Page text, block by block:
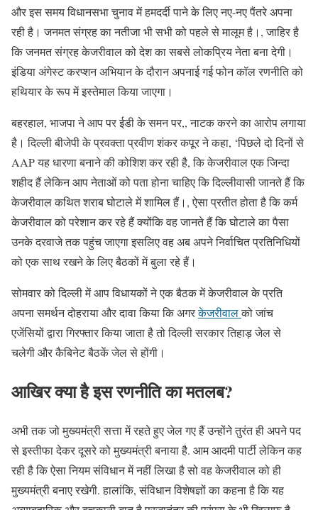
और इस समय विधानसभा चुनाव में हमदर्दी पाने के लिए नए-नए पैंतरे अपना
रही है। जनमत संग्रह का नतीजा भी सभी को पहले से मालूम है।, जाहिर है
कि जनमत संग्रह केजरीवाल को देश का सबसे लोकप्रिय नेता बना देगी।
इंडिया अंगेस्ट करप्शन अभियान के दौरान अपनाई गई फोन कॉल रणनीति को
हथियार के रूप में इस्तेमाल किया जाएगा।
बहरहाल, भाजपा ने आप पर ईडी के समन पर,, नाटक करने का आरोप लगाया
है। दिल्ली बीजेपी के प्रवक्ता प्रवीण शंकर कपूर ने कहा, ‘पिछले दो दिनों से
AAP यह धारणा बनाने की कोशिश कर रही है, कि केजरीवाल एक जिन्दा
शहीद हैं लेकिन आप नेताओं को पता होना चाहिए कि दिल्लीवासी जानते हैं कि
केजरीवाल कथित शराब घोटाले में शामिल हैं।, ऐसा प्रतीत होता है कि कर्म
केजरीवाल को परेशान कर रहे हैं क्योंकि वह जानते हैं कि घोटाले का पैसा
उनके दरवाजे तक पहुंच जाएगा इसलिए वह अब अपने निर्वाचित प्रतिनिधियों
को एक साथ रखने के लिए बैठकों में बुला रहे हैं।
सोमवार को दिल्ली में आप विधायकों ने एक बैठक में केजरीवाल के प्रति
अपना समर्थन दोहराया और दावा किया कि अगरकेजरीवालको जांच
एजेंसियों द्वारा गिरफ्तार किया जाता है तो दिल्ली सरकार तिहाड़ जेल से
चलेगी और कैबिनेट बैठकें जेल से होंगी।
आखिर क्या है इस रणनीति का मतलब?
अभी तक जो मुख्यमंत्री सत्ता में रहते हुए जेल गए हैं उन्होंने तुरंत ही अपने पद
से इस्तीफा देकर दूसरे को मुख्यमंत्री बनाया है. आम आदमी पार्टी लेकिन कह
रही है कि ऐसा नियम संविधान में नहीं लिखा है सो वह केजरीवाल को ही
मुख्यमंत्री बनाए रखेगी. हालांकि, संविधान विशेषज्ञों का कहना है कि यह